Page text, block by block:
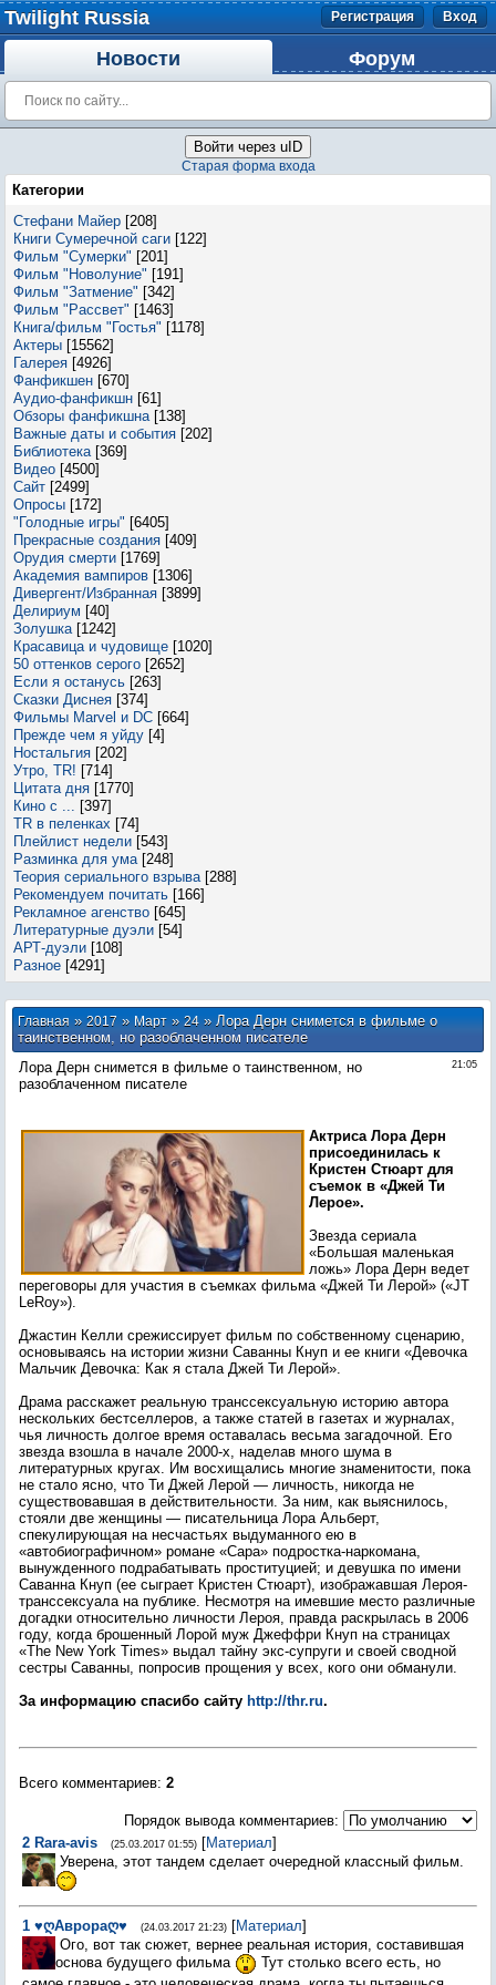
Twilight Russia Регистрация Вход
Новости Форум
Войти через uID
Старая форма входа
Категории
Стефани Майер [208]
Книги Сумеречной саги [122]
Фильм "Сумерки" [201]
Фильм "Новолуние" [191]
Фильм "Затмение" [342]
Фильм "Рассвет" [1463]
Книга/фильм "Гостья" [1178]
Актеры [15562]
Галерея [4926]
Фанфикшен [670]
Аудио-фанфикшн [61]
Обзоры фанфикшна [138]
Важные даты и события [202]
Библиотека [369]
Видео [4500]
Сайт [2499]
Опросы [172]
"Голодные игры" [6405]
Прекрасные создания [409]
Орудия смерти [1769]
Академия вампиров [1306]
Дивергент/Избранная [3899]
Делириум [40]
Золушка [1242]
Красавица и чудовище [1020]
50 оттенков серого [2652]
Если я останусь [263]
Сказки Диснея [374]
Фильмы Marvel и DC [664]
Прежде чем я уйду [4]
Ностальгия [202]
Утро, TR! [714]
Цитата дня [1770]
Кино с ... [397]
TR в пеленках [74]
Плейлист недели [543]
Разминка для ума [248]
Теория сериального взрыва [288]
Рекомендуем почитать [166]
Рекламное агенство [645]
Литературные дуэли [54]
АРТ-дуэли [108]
Разное [4291]
Главная»2017 » Март » 24» Лора Дерн снимется в фильме о
таинственном, но разоблаченном писателе
21:05
Лора Дерн снимется в фильме о таинственном, но
разоблаченном писателе
Актриса Лора Дерн
присоединилась к
Кристен Стюарт для
съемок в «Джей Ти
Лерое».
Звезда сериала
«Большая маленькая
ложь» Лора Дерн ведет
переговоры для участия в съемках фильма «Джей Ти Лерой» («JT
LeRoy»).
Джастин Келли срежиссирует фильм по собственному сценарию,
основываясь на истории жизни Саванны Кнуп и ее книги «Девочка
Мальчик Девочка: Как я стала Джей Ти Лерой».
Драма расскажет реальную транссексуальную историю автора
нескольких бестселлеров, а также статей в газетах и журналах,
чья личность долгое время оставалась весьма загадочной. Его
звезда взошла в начале 2000-х, наделав много шума в
литературных кругах. Им восхищались многие знаменитости, пока
не стало ясно, что Ти Джей Лерой — личность, никогда не
существовавшая в действительности. За ним, как выяснилось,
стояли две женщины — писательница Лора Альберт,
спекулирующая на несчастьях выдуманного ею в
«автобиографичном» романе «Сара» подростка-наркомана,
вынужденного подрабатывать проституцией; и девушка по имени
Саванна Кнуп (ее сыграет Кристен Стюарт), изображавшая Лероя-
транссексуала на публике. Несмотря на имевшие место различные
догадки относительно личности Лероя, правда раскрылась в 2006
году, когда брошенный Лорой муж Джеффри Кнуп на страницах
«The New York Times» выдал тайну экс-супруги и своей сводной
сестры Саванны, попросив прощения у всех, кого они обманули.
За информацию спасибо сайту http://thr.ru.
Всего комментариев: 2
Порядок вывода комментариев:
2 Rara-avis (25.03.2017 01:55) [Материал]
Уверена, этот тандем сделает очередной классный фильм.
1 ♥ღАврораღ♥ (24.03.2017 21:23) [Материал]
Ого, вот так сюжет, вернее реальная история, составившая
основа будущего фильма
Тут столько всего есть, но